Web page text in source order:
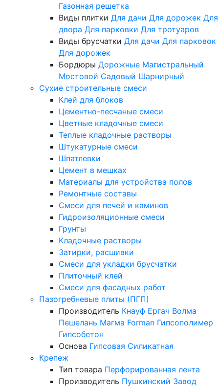
Газонная решетка
Виды плитки Для дачи Для дорожек Для
двора Для парковки Для тротуаров
Виды брусчатки Для дачи Для парковок
Для дорожек
Бордюры Дорожные Магистральный
Мостовой Садовый Шарнирный
Сухие строительные смеси
Клей для блоков
Цементно-песчаные смеси
Цветные кладочные смеси
Теплые кладочные растворы
Штукатурные смеси
Шпатлевки
Цемент в мешках
Материалы для устройства полов
Ремонтные составы
Смеси для печей и каминов
Гидроизоляционные смеси
Грунты
Кладочные растворы
Затирки, расшивки
Смеси для укладки брусчатки
Плиточный клей
Смеси для фасадных работ
Пазогребневые плиты (ПГП)
Производитель Кнауф Ергач Волма
Пешелань Магма Forman Гипсополимер
Гипсобетон
Основа Гипсовая Силикатная
Крепеж
Тип товара Перфорированная лента
Производитель Пушкинский Завод